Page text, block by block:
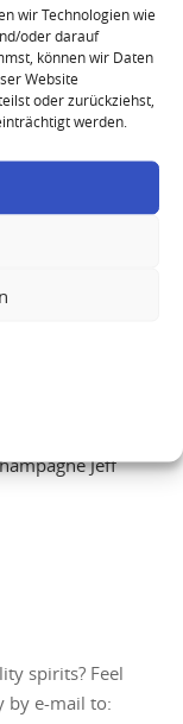
wir Technologien wie
oder darauf
können wir Daten
Website
oder zurückziehst,
werden.
Jeff
spirits? Feel
by e-mail to: